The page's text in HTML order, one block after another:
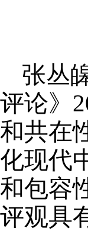
张丛
评论》
和共在
化现代
和包容
评观具